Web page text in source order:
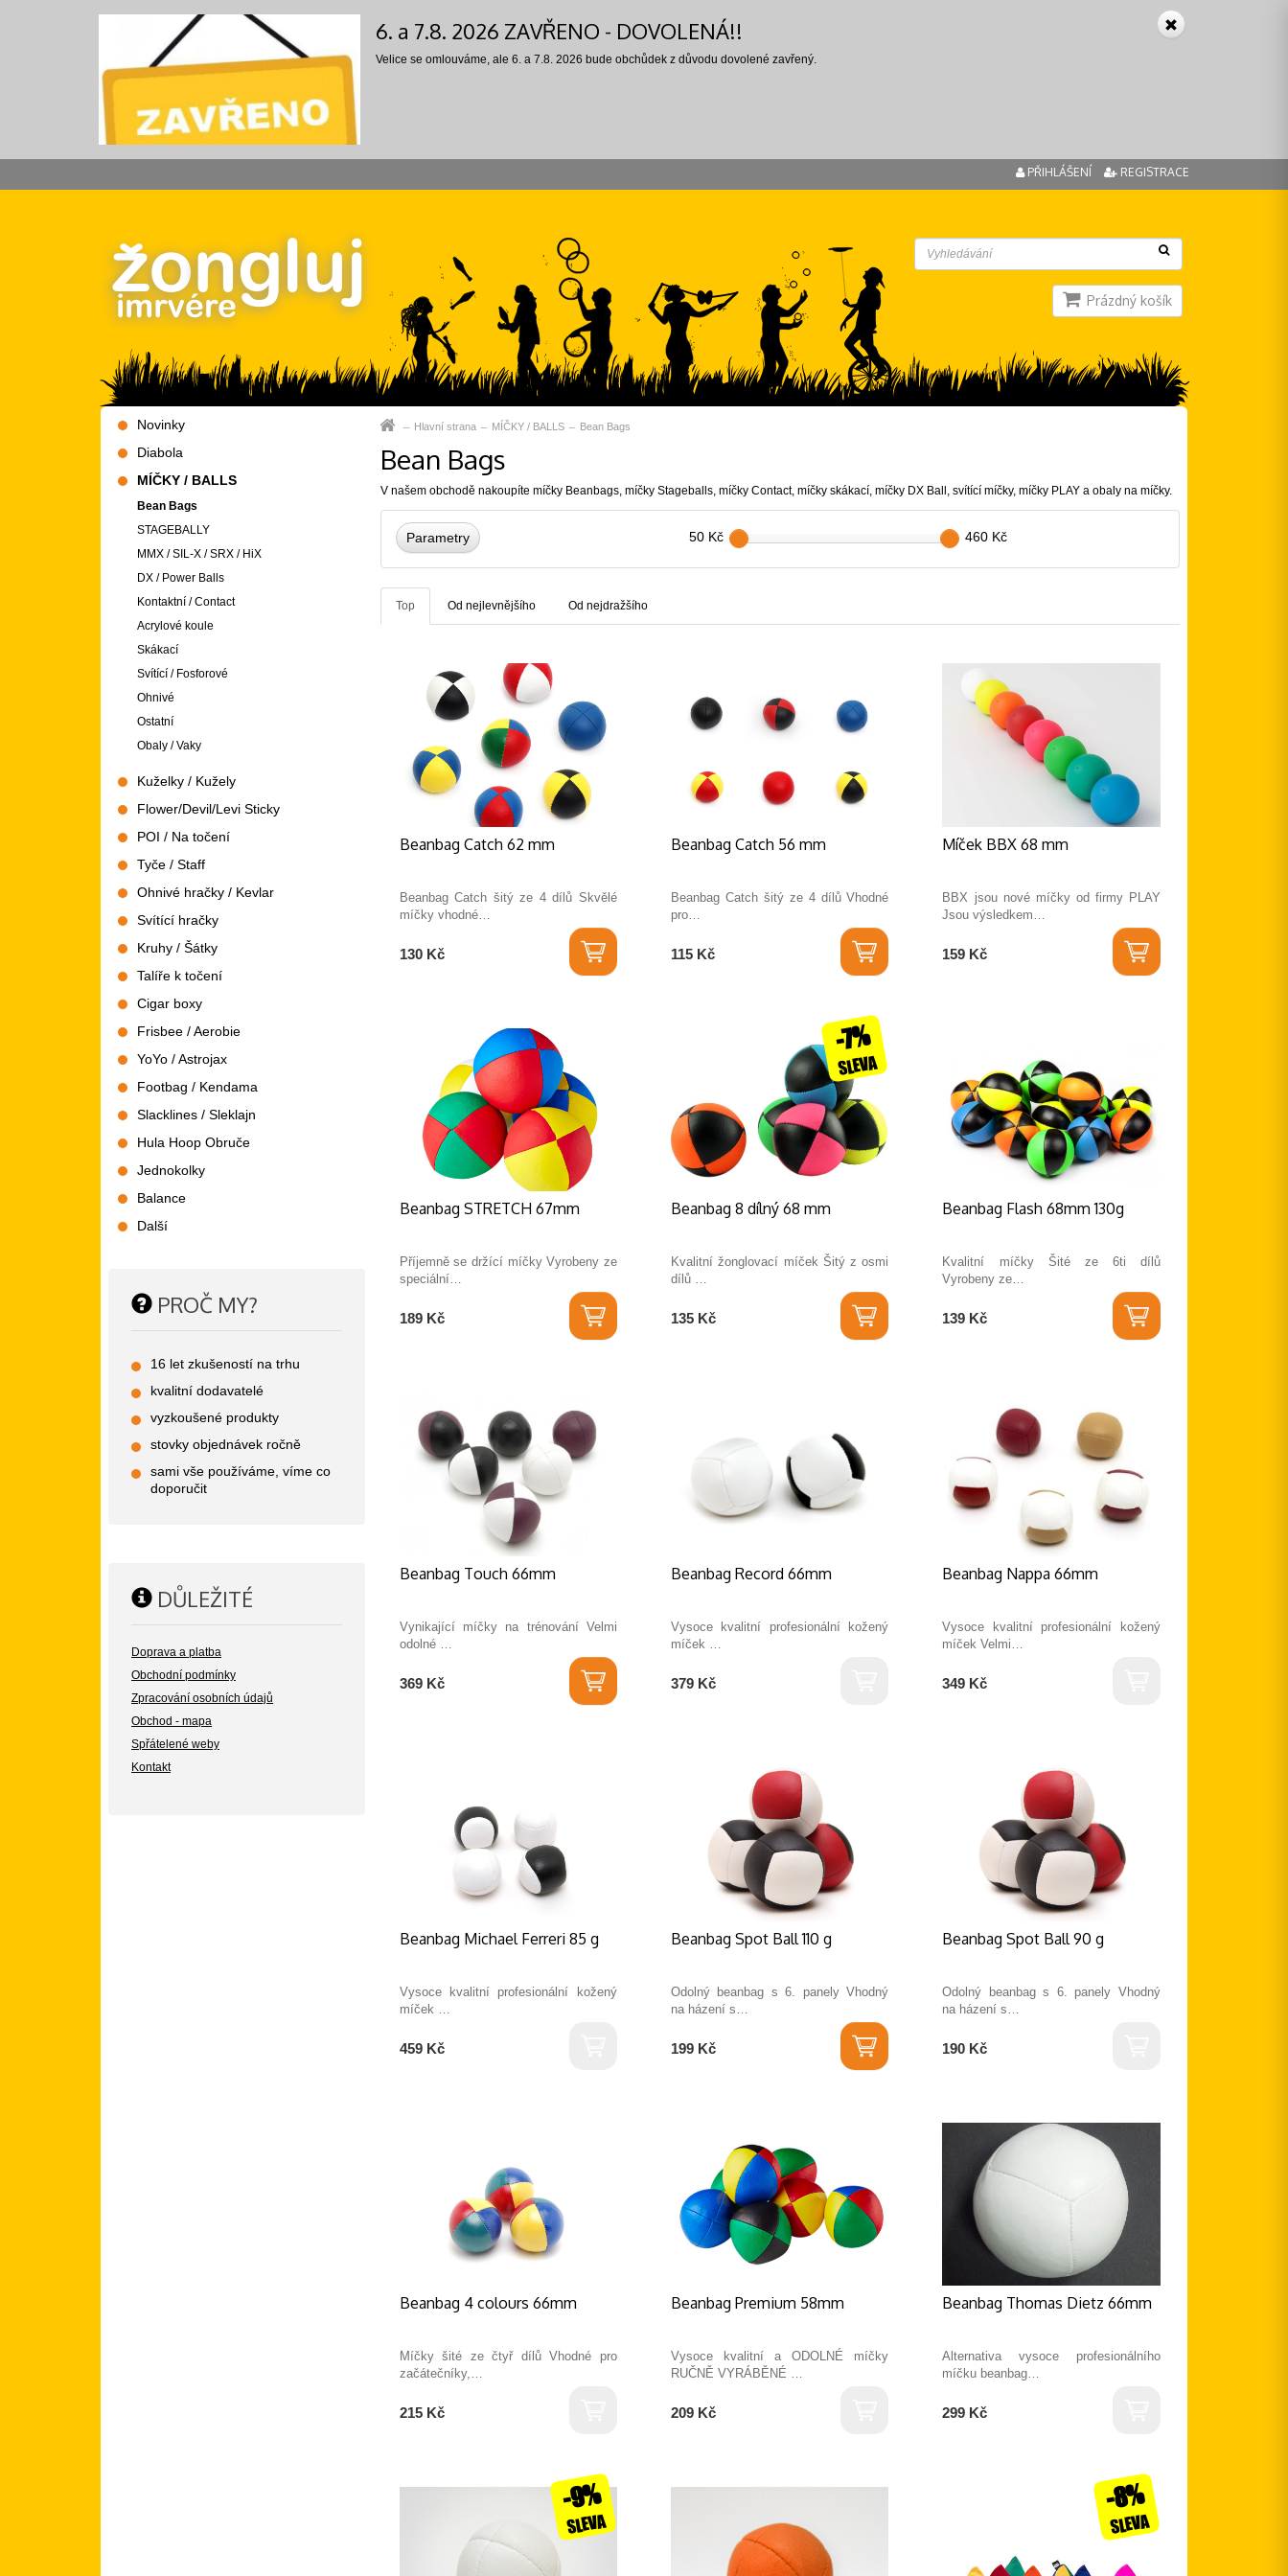
6. a 7.8. 2026 ZAVŘENO - DOVOLENÁ!!
Velice se omlouváme, ale 6. a 7.8. 2026 bude obchůdek z důvodu dovolené zavřený.
PŘIHLÁŠENÍ REGISTRACE
Prázdný košík
Hlavní
Hlavní strana MÍČKY / BALLS Bean Bags
Bean Bags
V našem obchodě nakoupíte míčky Beanbags, míčky Stageballs, míčky Contact, míčky skákací, míčky DX Ball, svítící míčky, míčky PLAY a obaly na míčky.
Parametry 50 Kč 460 Kč
Top Od nejlevnějšího Od nejdražšího
Beanbag Catch 62 mm
Beanbag Catch šitý ze 4 dílů Skvělé
míčky vhodné…
130 Kč
Beanbag Catch 56 mm
Beanbag Catch šitý ze 4 dílů Vhodné
pro…
115 Kč
Míček BBX 68 mm
BBX jsou nové míčky od firmy PLAY
Jsou výsledkem…
159 Kč
Beanbag STRETCH 67mm
Příjemně se držící míčky Vyrobeny ze
speciální…
189 Kč
Beanbag 8 dílný 68 mm
Kvalitní žonglovací míček Šitý z osmi
dílů …
135 Kč
-7%
SLEVA
Beanbag Flash 68mm 130g
Kvalitní míčky Šité ze 6ti dílů
Vyrobeny ze…
139 Kč
Beanbag Touch 66mm
Vynikající míčky na trénování Velmi
odolné …
369 Kč
Beanbag Record 66mm
Vysoce kvalitní profesionální kožený
míček …
379 Kč
Beanbag Nappa 66mm
Vysoce kvalitní profesionální kožený
míček Velmi…
349 Kč
Beanbag Michael Ferreri 85 g
Vysoce kvalitní profesionální kožený
míček …
459 Kč
Beanbag Spot Ball 110 g
Odolný beanbag s 6. panely Vhodný
na házení s…
199 Kč
Beanbag Spot Ball 90 g
Odolný beanbag s 6. panely Vhodný
na házení s…
190 Kč
Beanbag 4 colours 66mm
Míčky šité ze čtyř dílů Vhodné pro
začátečníky,…
215 Kč
Beanbag Premium 58mm
Vysoce kvalitní a ODOLNÉ míčky
RUČNĚ VYRÁBĚNÉ …
209 Kč
Beanbag Thomas Dietz 66mm
Alternativa vysoce profesionálního
míčku beanbag…
299 Kč
-9%
SLEVA
-8%
SLEVA
Novinky
Diabola
MÍČKY / BALLS
Bean Bags
STAGEBALLY
MMX / SIL-X / SRX / HiX
DX / Power Balls
Kontaktní / Contact
Acrylové koule
Skákací
Svítící / Fosforové
Ohnivé
Ostatní
Obaly / Vaky
Kuželky / Kužely
Flower/Devil/Levi Sticky
POI / Na točení
Tyče / Staff
Ohnivé hračky / Kevlar
Svítící hračky
Kruhy / Šátky
Talíře k točení
Cigar boxy
Frisbee / Aerobie
YoYo / Astrojax
Footbag / Kendama
Slacklines / Sleklajn
Hula Hoop Obruče
Jednokolky
Balance
Další
PROČ MY?
16 let zkušeností na trhu
kvalitní dodavatelé
vyzkoušené produkty
stovky objednávek ročně
sami vše používáme, víme co
doporučit
DŮLEŽITÉ
Doprava a platba
Obchodní podmínky
Zpracování osobních údajů
Obchod - mapa
Spřátelené weby
Kontakt